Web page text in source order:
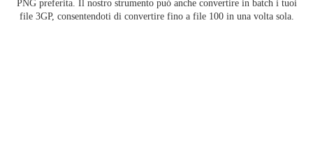
PNG preferita. Il nostro strumento può anche convertire in batch i tuoi
file 3GP, consentendoti di convertire fino a file 100 in una volta sola.